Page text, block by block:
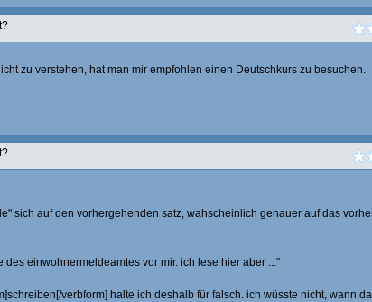
zu verstehen, hat man mir empfohlen einen Deutschkurs zu besuchen.
sich auf den vorhergehenden satz, wahscheinlich genauer auf das
einwohnermeldeamtes vor mir. ich lese hier aber ..."
verbform] halte ich deshalb für falsch. ich wüsste nicht, wann